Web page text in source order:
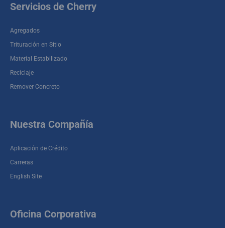
Servicios de Cherry
Agregados
Trituración en Sitio
Material Estabilizado
Reciclaje
Remover Concreto
Nuestra Compañía
Aplicación de Crédito
Carreras
English Site
Oficina Corporativa